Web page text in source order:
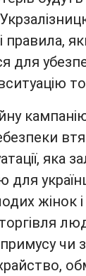
правила,
для
яка
жінок
чи